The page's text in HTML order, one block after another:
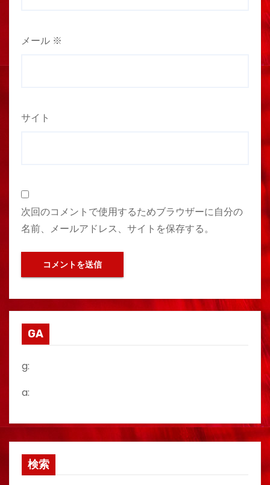
メール ※
サイト
次回のコメントで使用するためブラウザーに自分の
名前、メールアドレス、サイトを保存する。
GA
g:
a:
検索